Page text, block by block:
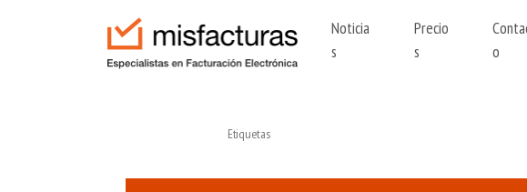
Noticia
s
Precio
s
o
Etiquetas